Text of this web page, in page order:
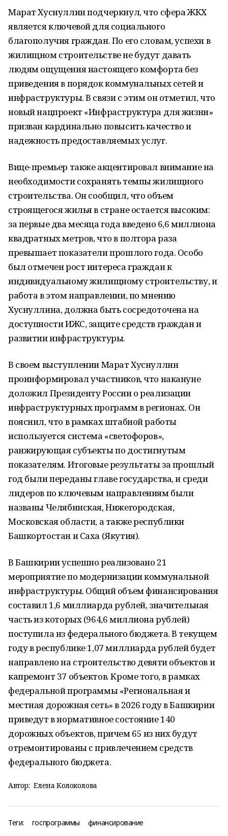
Марат Хуснуллин подчеркнул, что сфера ЖКХ
является ключевой для социального
благополучия граждан. По его словам, успехи в
жилищном строительстве не будут давать
людям ощущения настоящего комфорта без
приведения в порядок коммунальных сетей и
инфраструктуры. В связи с этим он отметил, что
новый нацпроект «Инфраструктура для жизни»
призван кардинально повысить качество и
надежность предоставляемых услуг.
Вице-премьер также акцентировал внимание на
необходимости сохранять темпы жилищного
строительства. Он сообщил, что объем
строящегося жилья в стране остается высоким:
за первые два месяца года введено 6,6 миллиона
квадратных метров, что в полтора раза
превышает показатели прошлого года. Особо
был отмечен рост интереса граждан к
индивидуальному жилищному строительству, и
работа в этом направлении, по мнению
Хуснуллина, должна быть сосредоточена на
доступности ИЖС, защите средств граждан и
развитии инфраструктуры.
В своем выступлении Марат Хуснуллин
проинформировал участников, что накануне
доложил Президенту России о реализации
инфраструктурных программ в регионах. Он
пояснил, что в рамках штабной работы
используется система «светофоров»,
ранжирующая субъекты по достигнутым
показателям. Итоговые результаты за прошлый
год были переданы главе государства, и среди
лидеров по ключевым направлениям были
названы Челябинская, Нижегородская,
Московская области, а также республики
Башкортостан и Саха (Якутия).
В Башкирии успешно реализовано 21
мероприятие по модернизации коммунальной
инфраструктуры. Общий объем финансирования
составил 1,6 миллиарда рублей, значительная
часть из которых (964,6 миллиона рублей)
поступила из федерального бюджета. В текущем
году в республике 1,07 миллиарда рублей будет
направлено на строительство девяти объектов и
капремонт 37 объектов. Кроме того, в рамках
федеральной программы «Региональная и
местная дорожная сеть» в 2026 году в Башкирии
приведут в нормативное состояние 140
дорожных объектов, причем 65 из них будут
отремонтированы с привлечением средств
федерального бюджета.
Автор: Елена Колоколова
Теги: госпрограммы финансирование